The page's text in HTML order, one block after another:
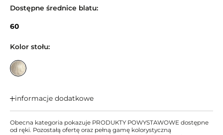
Dostępne średnice blatu:
60
Kolor stołu:
informacje dodatkowe
Obecna kategoria pokazuje PRODUKTY POWYSTAWOWE dostępne
od ręki. Pozostałą ofertę oraz pełną gamę kolorystyczną